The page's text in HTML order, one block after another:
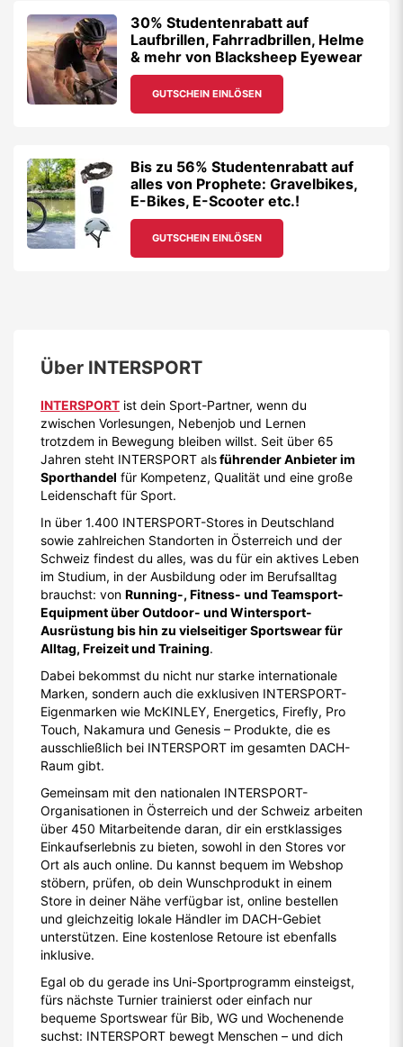
30% Studentenrabatt auf
Laufbrillen, Fahrradbrillen, Helme
& mehr von Blacksheep Eyewear
GUTSCHEIN EINLÖSEN
Bis zu 56% Studentenrabatt auf
alles von Prophete: Gravelbikes,
E-Bikes, E-Scooter etc.!
GUTSCHEIN EINLÖSEN
Über INTERSPORT
INTERSPORT ist dein Sport-Partner, wenn du
zwischen Vorlesungen, Nebenjob und Lernen
trotzdem in Bewegung bleiben willst. Seit über 65
Jahren steht INTERSPORT alsführender Anbieter im
Sporthandel für Kompetenz, Qualität und eine große
Leidenschaft für Sport.
In über 1.400 INTERSPORT-Stores in Deutschland
sowie zahlreichen Standorten in Österreich und der
Schweiz findest du alles, was du für ein aktives Leben
im Studium, in der Ausbildung oder im Berufsalltag
brauchst: von Running-, Fitness- und Teamsport-
Equipment über Outdoor- und Wintersport-
Ausrüstung bis hin zu vielseitiger Sportswear für
Alltag, Freizeit und Training.
Dabei bekommst du nicht nur starke internationale
Marken, sondern auch die exklusiven INTERSPORT-
Eigenmarken wie McKINLEY, Energetics, Firefly, Pro
Touch, Nakamura und Genesis – Produkte, die es
ausschließlich bei INTERSPORT im gesamten DACH-
Raum gibt.
Gemeinsam mit den nationalen INTERSPORT-
Organisationen in Österreich und der Schweiz arbeiten
über 450 Mitarbeitende daran, dir ein erstklassiges
Einkaufserlebnis zu bieten, sowohl in den Stores vor
Ort als auch online. Du kannst bequem im Webshop
stöbern, prüfen, ob dein Wunschprodukt in einem
Store in deiner Nähe verfügbar ist, online bestellen
und gleichzeitig lokale Händler im DACH-Gebiet
unterstützen. Eine kostenlose Retoure ist ebenfalls
inklusive.
Egal ob du gerade ins Uni-Sportprogramm einsteigst,
fürs nächste Turnier trainierst oder einfach nur
bequeme Sportswear für Bib, WG und Wochenende
suchst: INTERSPORT bewegt Menschen – und dich